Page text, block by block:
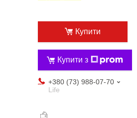
Купити
Купити з
+380 (73) 988-07-70
Life